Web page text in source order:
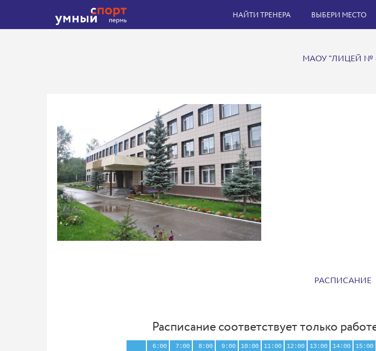
НАЙТИ ТРЕНЕРА ВЫБЕРИ МЕСТО
МАОУ "ЛИЦЕЙ №
РАСПИСАНИЕ
Расписание соответствует только
6:00
7:00
8:00
9:00
10:00
11:00
12:00
13:00
14:00
15:00